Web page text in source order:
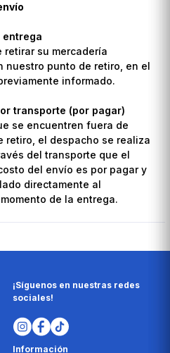
entrega
retirar su mercadería
nuestro punto de retiro, en el
informado.
transporte (por pagar)
se encuentren fuera de
retiro, el despacho se realiza
del transporte que el
del envío es por pagar y
directamente al
de la entrega.
¡Síguenos en nuestras redes
sociales!
Información